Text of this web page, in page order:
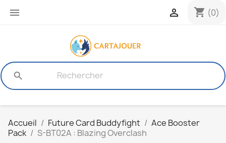
 shopping_cart (0)

search
Accueil Future Card Buddyfight
Ace Booster
Pack
S-BT02A : Blazing Overclash